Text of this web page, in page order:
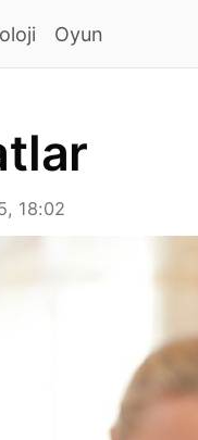
Oyun
18:02